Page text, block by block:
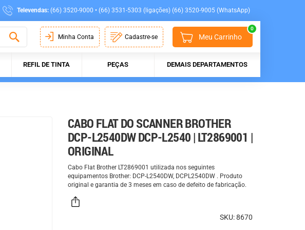
Televendas: (66) 3520-9000 • (66) 3531-5303 (ligações) (66) 3520-9005 (WhatsApp)
Minha Conta Cadastre-se Meu Carrinho
0
REFIL DE TINTA PEÇAS DEMAIS DEPARTAMENTOS
CABO FLAT DO SCANNER BROTHER
DCP-L2540DW DCP-L2540 | LT2869001 |
ORIGINAL
Cabo Flat Brother LT2869001 utilizada nos seguintes
equipamentos Brother: DCP-L2540DW, DCPL2540DW . Produto
original e garantia de 3 meses em caso de defeito de fabricação.
SKU: 8670